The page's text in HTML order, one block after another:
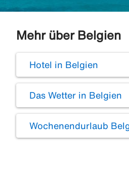
Mehr über Belgien
Hotel in Belgien
Das Wetter in Belgien
Wochenendurlaub